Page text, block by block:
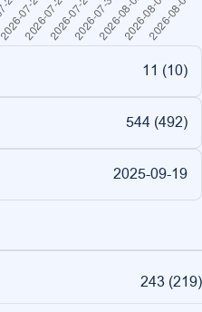
11 (10)
544 (492)
2025-09-19
243 (219)